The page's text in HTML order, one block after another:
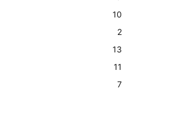
10
2
13
11
7